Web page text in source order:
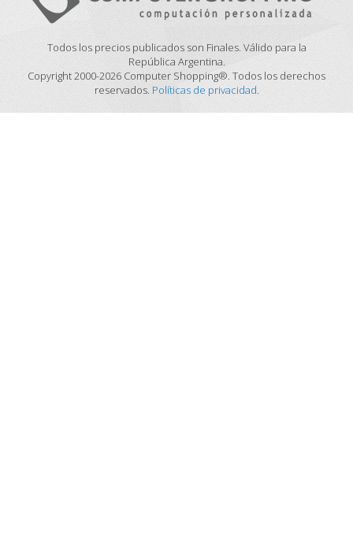
Todos los precios publicados son Finales. Válido para la
República Argentina.
Copyright 2000-2026 Computer Shopping®. Todos los derechos
reservados. Políticas de privacidad.